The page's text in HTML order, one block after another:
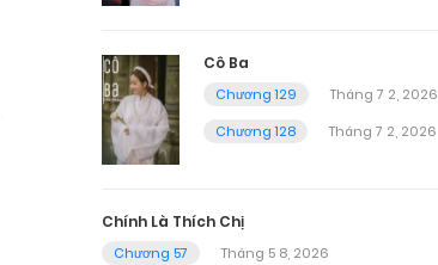
Cô Ba
Chương 129
Tháng 7 2, 2026
Chương 128
Tháng 7 2, 2026
Chính Là Thích Chị
Chương 57
Tháng 5 8, 2026